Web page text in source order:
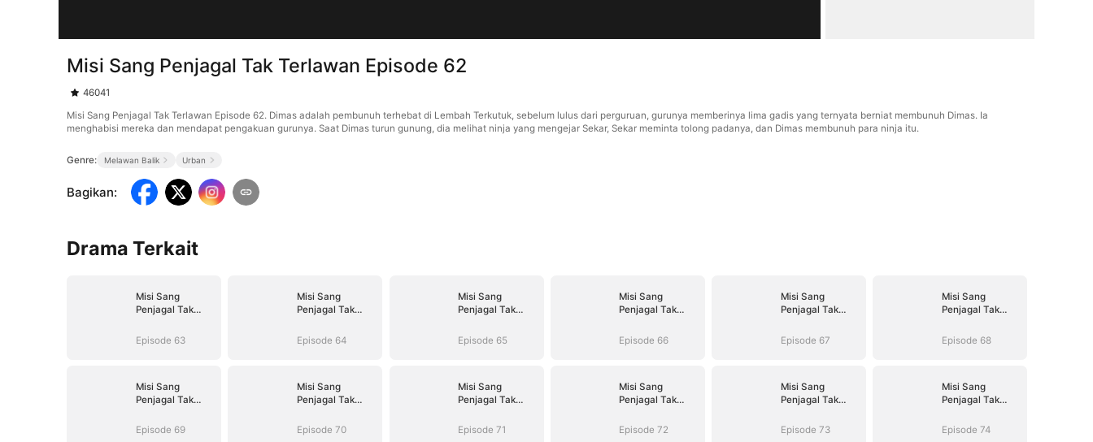
Misi Sang Penjagal Tak Terlawan Episode 62
46041
Misi Sang Penjagal Tak Terlawan Episode 62. Dimas adalah pembunuh terhebat di Lembah Terkutuk, sebelum lulus dari perguruan, gurunya memberinya lima gadis yang ternyata berniat membunuh Dimas. Ia
menghabisi mereka dan mendapat pengakuan gurunya. Saat Dimas turun gunung, dia melihat ninja yang mengejar Sekar, Sekar meminta tolong padanya, dan Dimas membunuh para ninja itu.
Genre: Melawan Balik Urban
Bagikan:
Drama Terkait
Misi Sang
Penjagal Tak
Episode 63
Misi Sang
Penjagal Tak
Episode 64
Misi Sang
Penjagal Tak
Episode 65
Misi Sang
Penjagal Tak
Episode 66
Misi Sang
Penjagal Tak
Episode 67
Misi Sang
Penjagal Tak
Episode 68
Misi Sang
Penjagal Tak
Episode 69
Misi Sang
Penjagal Tak
Episode 70
Misi Sang
Penjagal Tak
Episode 71
Misi Sang
Penjagal Tak
Episode 72
Misi Sang
Penjagal Tak
Episode 73
Misi Sang
Penjagal Tak
Episode 74